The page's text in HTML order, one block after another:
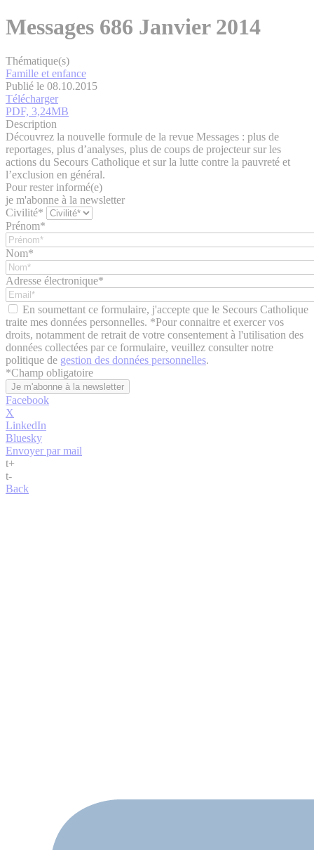
Messages 686 Janvier 2014
Thématique(s)
Famille et enfance
Publié le 08.10.2015
Télécharger
PDF, 3,24MB
Description
Découvrez la nouvelle formule de la revue Messages : plus de
reportages, plus d’analyses, plus de coups de projecteur sur les
actions du Secours Catholique et sur la lutte contre la pauvreté et
l’exclusion en général.
Pour rester informé(e)
je m'abonne à la newsletter
Civilité*
Prénom*
Nom*
Adresse électronique*
En soumettant ce formulaire, j'accepte que le Secours Catholique
traite mes données personnelles. *Pour connaitre et exercer vos
droits, notamment de retrait de votre consentement à l'utilisation des
données collectées par ce formulaire, veuillez consulter notre
politique de gestion des données personnelles.
*Champ obligatoire
Facebook
X
LinkedIn
Bluesky
Envoyer par mail
t+
t-
Back